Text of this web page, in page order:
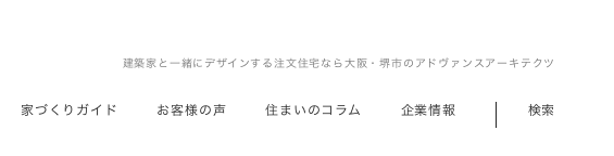
建築家と一緒にデザインする注文住宅なら大阪・堺市のアドヴァンスアーキテクツ
家づくりガイド お客様の声 住まいのコラム 企業情報 検索